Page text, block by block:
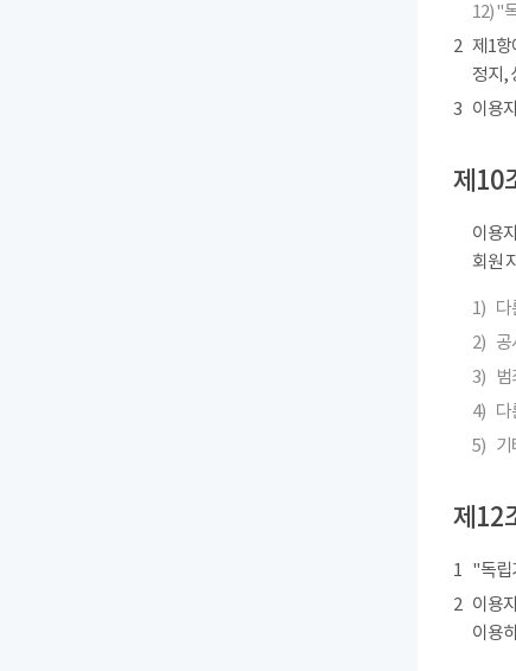
12)"
2 제1항
정지,
3 이용
제10
이용
회원
1) 다
2) 공
3)
4) 다
5) 기
제12
1 "독립
2 이용
이용